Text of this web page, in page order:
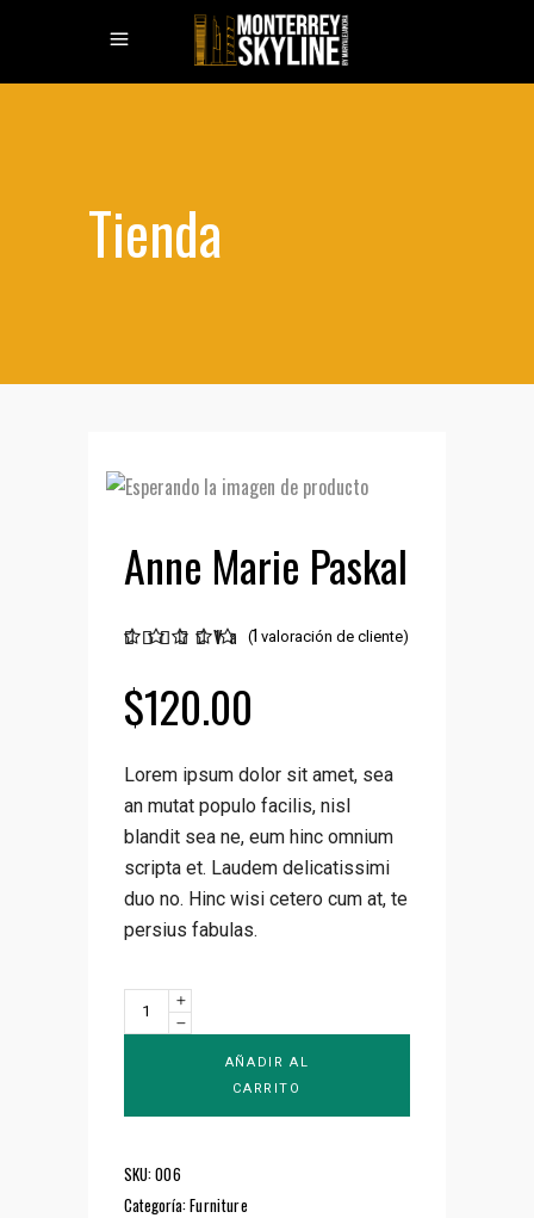
Tienda
Anne Marie Paskal
Valorado
basado
en
1
puntuación
cliente
(1 valoración de cliente)
$120.00
Lorem ipsum dolor sit amet, sea
an mutat populo facilis, nisl
blandit sea ne, eum hinc omnium
scripta et. Laudem delicatissimi
duo no. Hinc wisi cetero cum at, te
persius fabulas.
Anne
Marie
AÑADIR AL
CARRITO
SKU:006
Categoría:Furniture